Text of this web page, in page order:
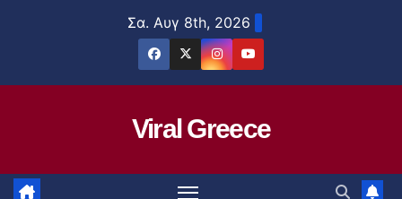
Σα. Αυγ 8th, 2026
Viral Greece